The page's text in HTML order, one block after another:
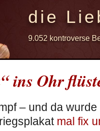
die
9.052 kontroverse
ins Ohr
– und da
mal fix